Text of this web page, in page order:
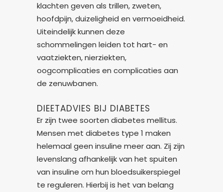
klachten geven als trillen, zweten,
hoofdpijn, duizeligheid en vermoeidheid.
Uiteindelijk kunnen deze
schommelingen leiden tot hart- en
vaatziekten, nierziekten,
oogcomplicaties en complicaties aan
de zenuwbanen.
DIEETADVIES BIJ DIABETES
Er zijn twee soorten diabetes mellitus.
Mensen met diabetes type 1 maken
helemaal geen insuline meer aan. Zij zijn
levenslang afhankelijk van het spuiten
van insuline om hun bloedsuikerspiegel
te reguleren. Hierbij is het van belang